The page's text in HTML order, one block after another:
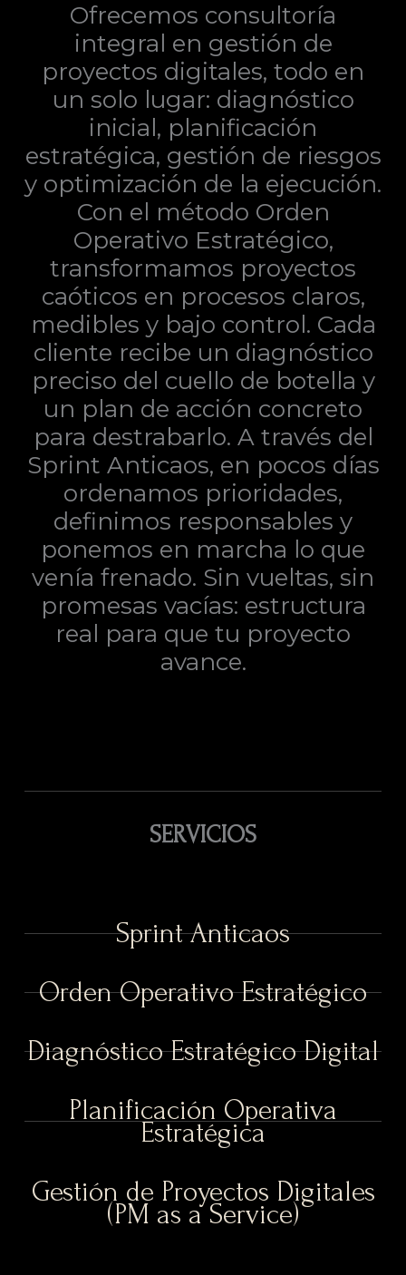
Ofrecemos consultoría
integral en gestión de
proyectos digitales, todo en
un solo lugar: diagnóstico
inicial, planificación
estratégica, gestión de riesgos
y optimización de la ejecución.
Con el método Orden
Operativo Estratégico,
transformamos proyectos
caóticos en procesos claros,
medibles y bajo control. Cada
cliente recibe un diagnóstico
preciso del cuello de botella y
un plan de acción concreto
para destrabarlo. A través del
Sprint Anticaos, en pocos días
ordenamos prioridades,
definimos responsables y
ponemos en marcha lo que
venía frenado. Sin vueltas, sin
promesas vacías: estructura
real para que tu proyecto
avance.
SERVICIOS
Sprint Anticaos
Orden Operativo Estratégico
Diagnóstico Estratégico Digital
Planificación Operativa
Estratégica
Gestión de Proyectos Digitales
(PM as a Service)